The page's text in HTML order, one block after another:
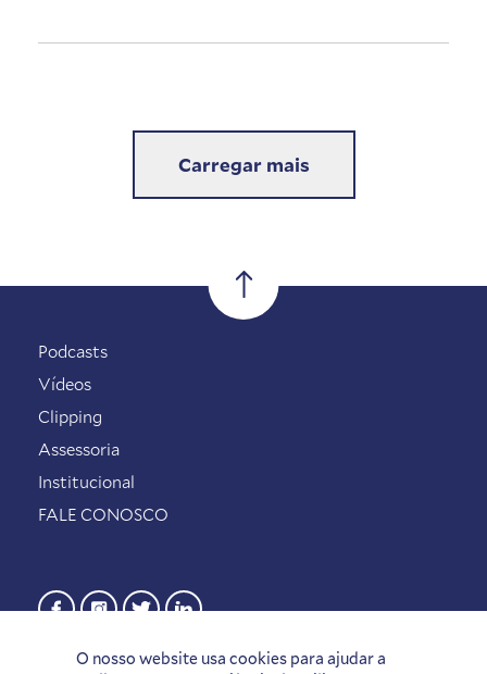
Carregar mais
O nosso website usa cookies para ajudar a
Podcasts
Vídeos
Clipping
Assessoria
Institucional
FALE CONOSCO